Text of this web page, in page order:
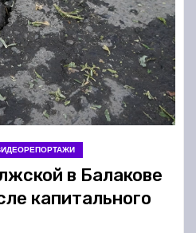
в Балакове
капитального